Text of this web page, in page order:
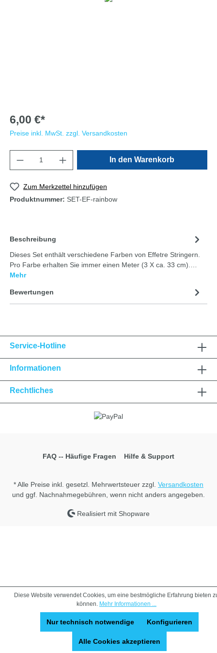
6,00 €*
Preise inkl. MwSt. zzgl. Versandkosten
In den Warenkorb
Zum Merkzettel hinzufügen
Produktnummer: SET-EF-rainbow
Beschreibung
Dieses Set enthält verschiedene Farben von Effetre Stringern.
Pro Farbe erhalten Sie immer einen Meter (3 X ca. 33 cm).…
Mehr
Bewertungen
Service-Hotline
Informationen
Rechtliches
FAQ -- Häufige Fragen Hilfe & Support
* Alle Preise inkl. gesetzl. Mehrwertsteuer zzgl. Versandkosten
und ggf. Nachnahmegebühren, wenn nicht anders angegeben.
Realisiert mit Shopware
Diese Website verwendet Cookies, um eine bestmögliche Erfahrung bieten
können. Mehr Informationen ...
Nur technisch notwendige Konfigurieren
Alle Cookies akzeptieren